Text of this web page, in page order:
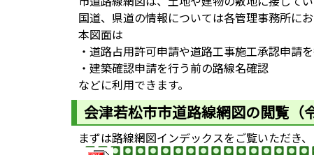
国道、県道の情報については各管理事務所に
本図面は
・道路占用許可申請や道路工事施工承認申請
・建築確認申請を行う前の路線名確認
などに利用できます。
会津若松市市道路線網図の閲覧（
まずは路線網図インデックスをご覧いただき